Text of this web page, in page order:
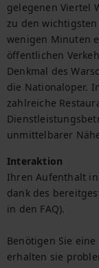
gelegenen Viertel
zu den
wenigen Minuten
öffentlichen
Denkmal des
die Nationaloper.
zahlreiche
unmittelbarer
Interaktion
Ihren Aufenthalt
dank des
in den FAQ).
Benötigen Sie
erhalten sie